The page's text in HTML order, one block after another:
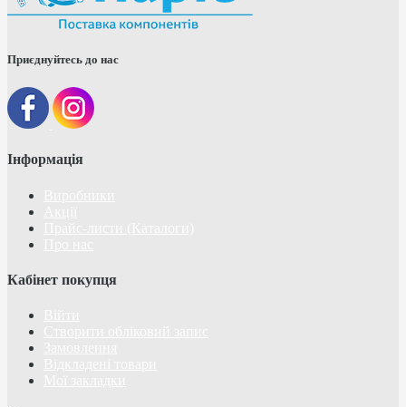
Приєднуйтесь до нас
Інформація
Кабінет покупця